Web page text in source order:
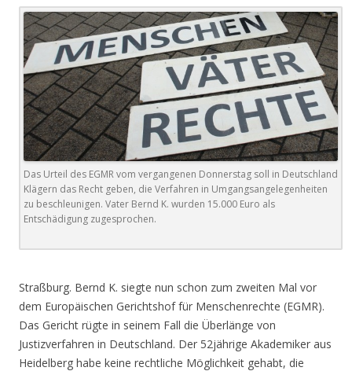
Das Urteil des EGMR vom vergangenen Donnerstag soll in Deutschland
Klägern das Recht geben, die Verfahren in Umgangsangelegenheiten
zu beschleunigen. Vater Bernd K. wurden 15.000 Euro als
Entschädigung zugesprochen.
Straßburg. Bernd K. siegte nun schon zum zweiten Mal vor
dem Europäischen Gerichtshof für Menschenrechte (EGMR).
Das Gericht rügte in seinem Fall die Überlänge von
Justizverfahren in Deutschland. Der 52jährige Akademiker aus
Heidelberg habe keine rechtliche Möglichkeit gehabt, die